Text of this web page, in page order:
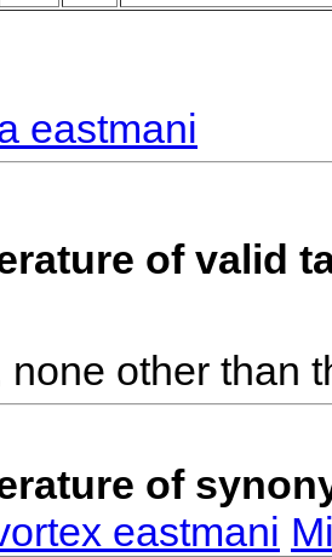
eastmani
of valid
none other than
of
eastmani